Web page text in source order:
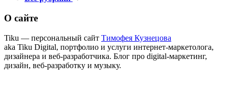
О сайте
Tiku — персональный сайт Тимофея Кузнецова
aka Tiku Digital, портфолио и услуги интернет‑маркетолога,
дизайнера и веб‑разработчика. Блог про digital‑маркетинг,
дизайн, веб‑разработку и музыку.